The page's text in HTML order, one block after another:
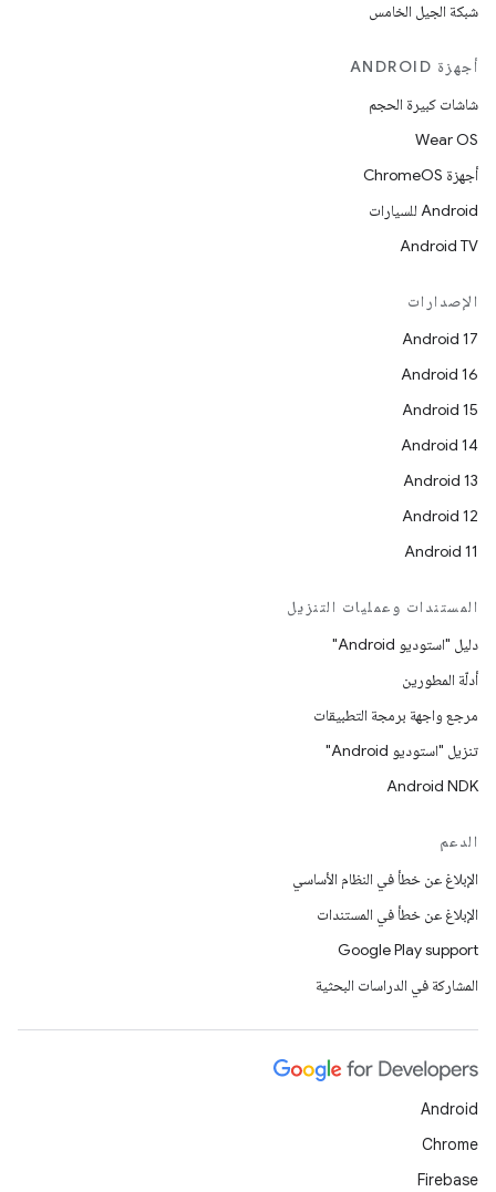
شبكة الجيل الخامس
أجهزة ANDROID
شاشات كبيرة الحجم
Wear OS
أجهزة ChromeOS
Android للسيارات
Android TV
الإصدارات
Android 17
Android 16
Android 15
Android 14
Android 13
Android 12
Android 11
المستندات وعمليات التنزيل
دليل "استوديو Android"
أدلّة المطورين
مرجع واجهة برمجة التطبيقات
تنزيل "استوديو Android"
Android NDK
الدعم
الإبلاغ عن خطأ في النظام الأساسي
الإبلاغ عن خطأ في المستندات
Google Play support
المشاركة في الدراسات البحثية
Android
Chrome
Firebase